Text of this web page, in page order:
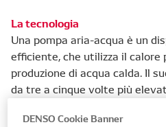
La tecnologia
Una pompa aria-acqua è un
efficiente, che utilizza il calore
produzione di acqua calda. Il
da tre a cinque volte più
esattamente inverso a quello
DENSO Cookie Banner